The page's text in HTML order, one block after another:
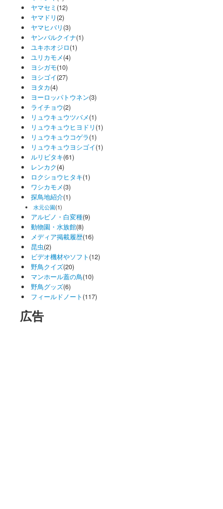
ヤマセミ (12)
ヤマドリ (2)
ヤマヒバリ (3)
ヤンバルクイナ(1)
ユキホオジロ(1)
ユリカモメ(4)
ヨシガモ(10)
ヨシゴイ(27)
ヨタカ(4)
ヨーロッパトウネン(3)
ライチョウ(2)
リュウキュウツバメ(1)
リュウキュウヒヨドリ (1)
リュウキュウコゲラ(1)
リュウキュウヨシゴイ(1)
ルリビタキ(61)
レンカク(4)
ロクショウヒタキ(1)
ワシカモメ(3)
探鳥地紹介(1)
水元公園(1)
アルビノ・白変種(9)
動物園・水族館(8)
メディア掲載履歴(16)
昆虫(2)
ビデオ機材やソフト (12)
野鳥クイズ(20)
マンホール蓋の鳥(10)
野鳥グッズ(6)
フィールドノート (117)
広告